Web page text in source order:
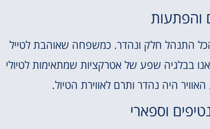
והפתעות
התנהל חלק ונהדר. כמשפחה שאוהבת לטייל
בבלגיה שפע של אטרקציות שמתאימות לטיולי
היה נהדר ותרם לאווירת הטיול.
וספארי